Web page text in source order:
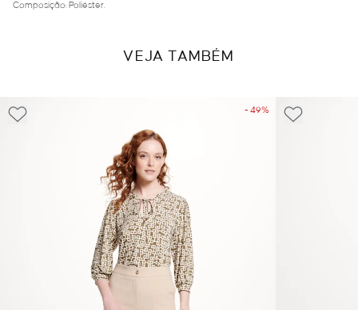
Composição: Poliéster.
VEJA TAMBÉM
- 49%